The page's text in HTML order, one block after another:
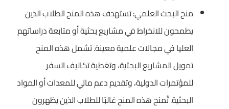
منح البحث العلمي: تستهدف هذه المنح الطلاب الذين
يطمحون للانخراط في مشاريع بحثية أو متابعة دراساتهم
العليا في مجالات علمية معينة. تشمل هذه المنح
تمويل المشاريع البحثية، وتغطية تكاليف السفر
للمؤتمرات الدولية، وتقديم دعم مالي للمعدات أو المواد
البحثية. تُمنح هذه المنح غالبًا للطلاب الذين يظهرون